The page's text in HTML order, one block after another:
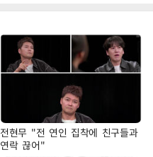
전현무 "전 연인 집착에 친구들과
연락 끊어"